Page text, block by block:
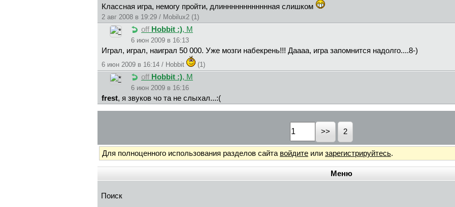
Классная игра, немогу пройти, длинннннннннннная слишком
2 авг 2008 в 19:29 / Mobilux2 (1)
off Hobbit :), М
6 июн 2009 в 16:13
Играл, играл, наиграл 50 000. Уже мозги набекрень!!! Даааа, игра запомнится надолго....8-)
6 июн 2009 в 16:14 / Hobbit (1)
off Hobbit :), М
6 июн 2009 в 16:16
frest, я звуков чо та не слыхал...:(
2
Для полноценного использования разделов сайта войдите или зарегистрируйтесь.
Меню
Поиск